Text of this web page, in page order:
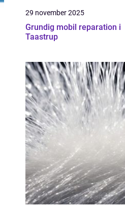
29 november 2025
Grundig mobil reparation i
Taastrup